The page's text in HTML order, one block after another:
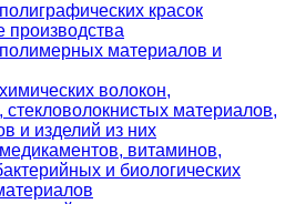
красок
производства
материалов и
волокон,
стекловолокнистых материалов,
и изделий из них
витаминов,
и биологических